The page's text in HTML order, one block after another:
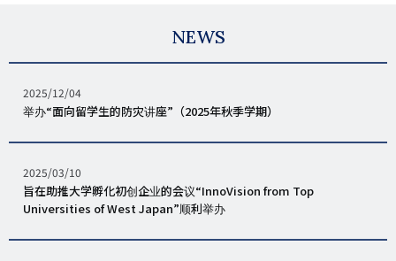
（簡
国
語）
NEWS
发
表
期
2025/12/04
举办“面向留学生的防灾讲座”（2025年秋季学期）
发
表
日
2025/03/10
旨在助推大学孵化初创企业的会议“InnoVision from Top
Universities of West Japan”顺利举办